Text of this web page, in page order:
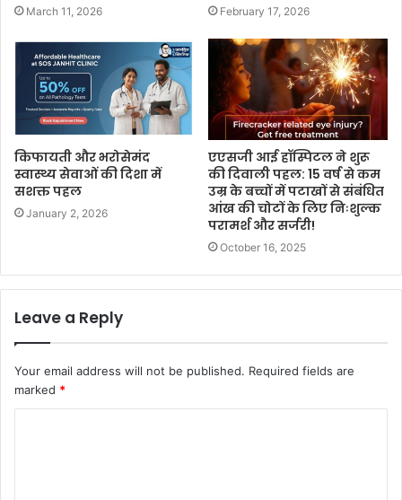
March 11, 2026 February 17, 2026
किफायती और भरोसेमंद
स्वास्थ्य सेवाओं की दिशा में
सशक्त पहल
January 2, 2026
एएसजी आई हॉस्पिटल ने शुरू
की दिवाली पहल: 15 वर्ष से कम
उम्र के बच्चों में पटाखों से संबंधित
आंख की चोटों के लिए निःशुल्क
परामर्श और सर्जरी!
October 16, 2025
Leave a Reply
Your email address will not be published. Required fields are
marked *